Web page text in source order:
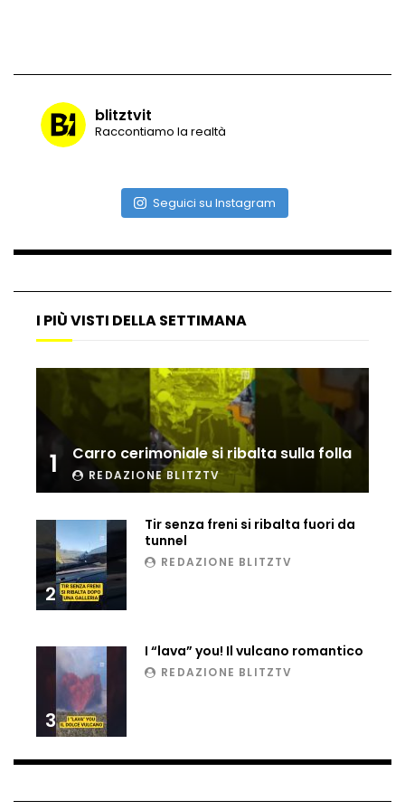
Atterraggio di emergenza tra le auto:
Ucraina, ecco come gli F16 intercettano
i droni russi
Tir bloccato sul passaggio a livello:
treno lo distrugge
Parco divertimenti, attrazione cede
Auto fuori controllo in Guatemala,
tragedia a Petén
rompighiaccio a Mosca
blitztvit
Raccontiamo la realtà
Seguici su Instagram
I PIÙ VISTI DELLA SETTIMANA
1 Carro cerimoniale si ribalta sulla folla
REDAZIONE BLITZTV
2
Tir senza freni si ribalta fuori da
tunnel
REDAZIONE BLITZTV
3
I “lava” you! Il vulcano romantico
REDAZIONE BLITZTV